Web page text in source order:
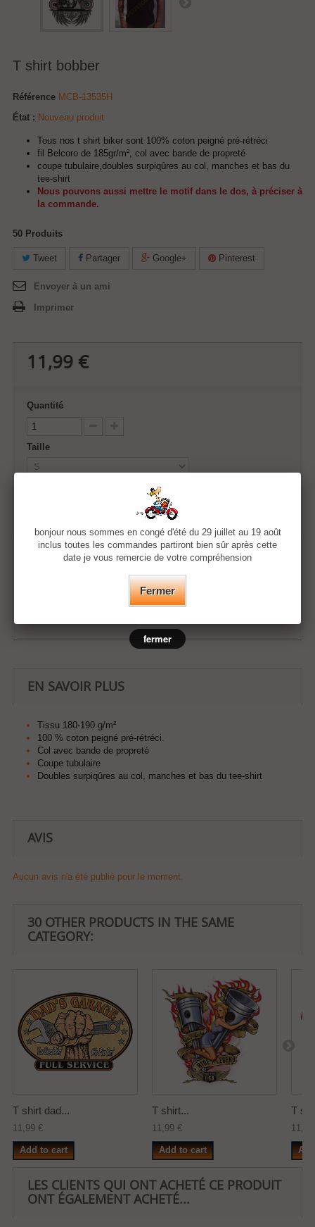
T shirt bobber
Référence MCB-13535H
État : Nouveau produit
Tous nos t shirt biker sont 100% coton peigné pré-rétréci
fil Belcoro de 185gr/m², col avec bande de propreté
coupe tubulaire,doubles surpiqûres au col, manches et bas du
tee-shirt
Nous pouvons aussi mettre le motif dans le dos, à préciser à
la commande.
50 Produits
Tweet Partager Google+ Pinterest
Envoyer à un ami
Imprimer
11,99 €
Quantité
Taille
Ajouter au panier
Ajouter à ma liste d'envies
EN SAVOIR PLUS
Tissu 180-190 g/m²
100 % coton peigné pré-rétréci.
Col avec bande de propreté
Coupe tubulaire
Doubles surpiqûres au col, manches et bas du tee-shirt
AVIS
Aucun avis n'a été publié pour le moment.
30 OTHER PRODUCTS IN THE SAME
CATEGORY:
T shirt dad...
11,99 €
Add to cart
T shirt...
11,99 €
Add to cart
T
LES CLIENTS QUI ONT ACHETÉ CE PRODUIT
ONT ÉGALEMENT ACHETÉ...
bonjour nous sommes en congé d'été du 29 juillet au 19 août
inclus toutes les commandes partiront bien sûr après cette
date je vous remercie de votre compréhension
Fermer
fermer